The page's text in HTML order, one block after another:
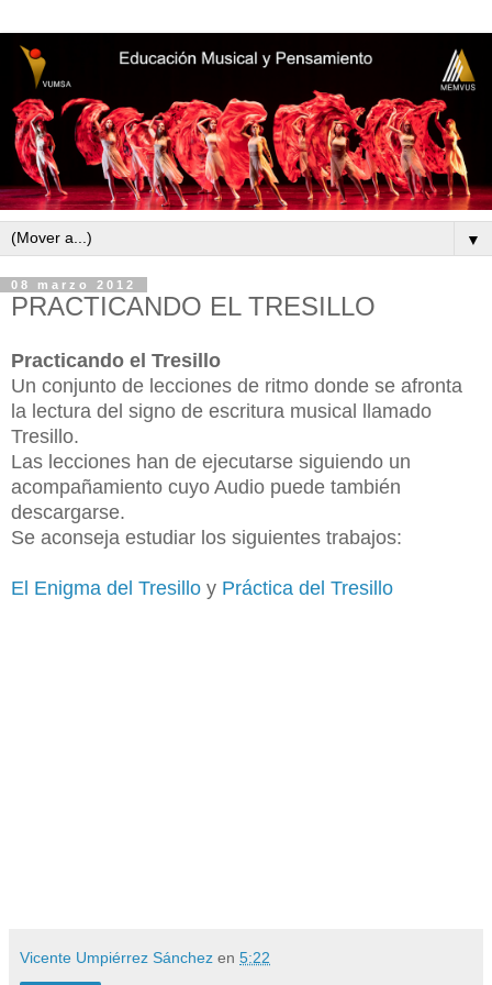
▼
08 marzo 2012
PRACTICANDO EL TRESILLO
Practicando el Tresillo
Un conjunto de lecciones de ritmo donde se afronta
la lectura del signo de escritura musical llamado
Tresillo.
Las lecciones han de ejecutarse siguiendo un
acompañamiento cuyo Audio puede también
descargarse.
Se aconseja estudiar los siguientes trabajos:
El Enigma del Tresillo y Práctica del Tresillo
Vicente Umpiérrez Sánchez en 5:22